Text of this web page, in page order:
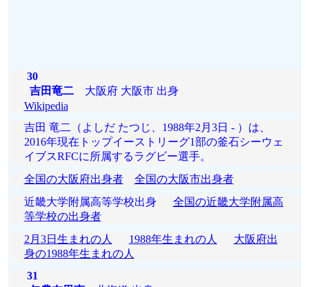
30
吉田竜二大阪府 大阪市 出身
Wikipedia
吉田 竜二（よしだ たつじ、1988年2月3日 - ）は、
2016年現在トップイーストリーグ1部の釜石シーウェ
イブスRFCに所属するラグビー選手。
全国の大阪府出身者
全国の大阪市出身者
近畿大学附属高等学校出身 全国の近畿大学附属高
等学校の出身者
2月3日生まれの人
1988年生まれの人
大阪府出
身の1988年生まれの人
31